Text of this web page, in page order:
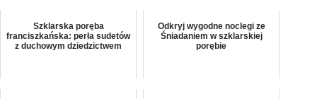
Szklarska poręba
franciszkańska: perła sudetów
z duchowym dziedzictwem
Odkryj wygodne noclegi ze
Śniadaniem w szklarskiej
porębie